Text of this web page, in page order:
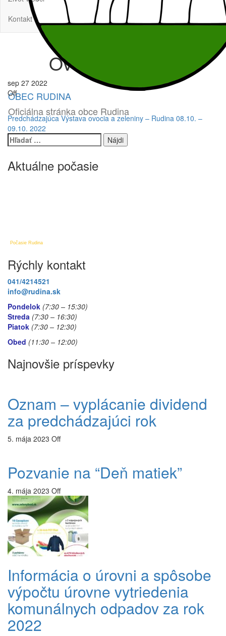
OBEC RUDINA
Oficiálna stránka obce Rudina
Kontakt
Ovocie zelenina
sep 27 2022
Off
Navigácia
v
Predchádzajúci
príspevok
Predchádzajúca Výstava ovocia a zeleniny – Rudina 08.10. –
09.10. 2022
Hľadať:
Aktuálne počasie
Počasie Rudina
Rýchly kontakt
041/4214521
info@rudina.sk
Pondelok (7:30 – 15:30)
Streda (7:30 – 16:30)
Piatok (7:30 – 12:30)
Obed (11:30 – 12:00)
Najnovšie príspevky
Oznam – vyplácanie dividend
za predchádzajúci rok
5. mája 2023 Off
Pozvanie na “Deň matiek”
4. mája 2023 Off
Informácia o úrovni a spôsobe
výpočtu úrovne vytriedenia
komunálnych odpadov za rok
2022